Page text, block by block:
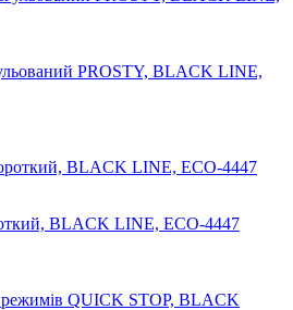
PROSTY, BLACK LINE,
BLACK LINE, ECO-4447